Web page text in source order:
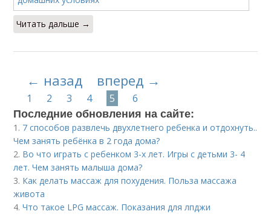
Читать дальше →
← назад вперед →
1 2 3 4 5 6
Последние обновления на сайте:
1. 7 способов развлечь двухлетнего ребенка и отдохнуть..
Чем занять ребёнка в 2 года дома?
2. Во что играть с ребенком 3-х лет. Игры с детьми 3- 4
лет. Чем занять малыша дома?
3. Как делать массаж для похудения. Польза массажа
живота
4.Что такое LPG массаж. Показания для лпджи